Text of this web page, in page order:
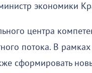
экономики
центра
потока. В
сформировать